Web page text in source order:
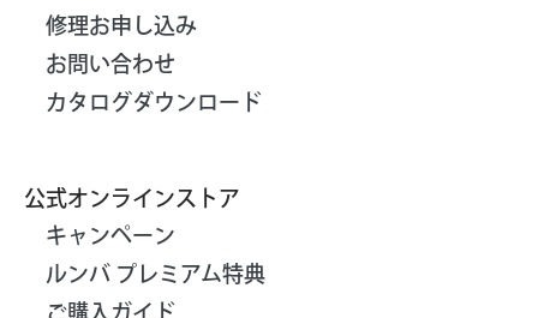
修理お申し込み
お問い合わせ
カタログダウンロード
公式オンラインストア
キャンペーン
ルンバ プレミアム特典
ご購入ガイド